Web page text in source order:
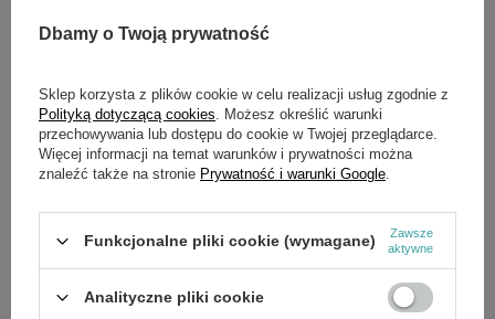
dla innych.
OPIS
Amortyzator Loncin agregat LC2000i zam.300780013-T52W
Dbamy o Twoją prywatność
Sklep korzysta z plików cookie w celu realizacji usług zgodnie z
Polityką dotyczącą cookies . Możesz określić warunki
przechowywania lub dostępu do cookie w Twojej przeglądarce.
Więcej informacji na temat warunków i prywatności można
znaleźć także na stronie Prywatność i warunki Google
Funkcjonalne pliki cookie (wymagane)
Zawsze
aktywne
Analityczne pliki cookie